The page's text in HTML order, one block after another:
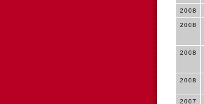
2008
2008
2008
2008
2007